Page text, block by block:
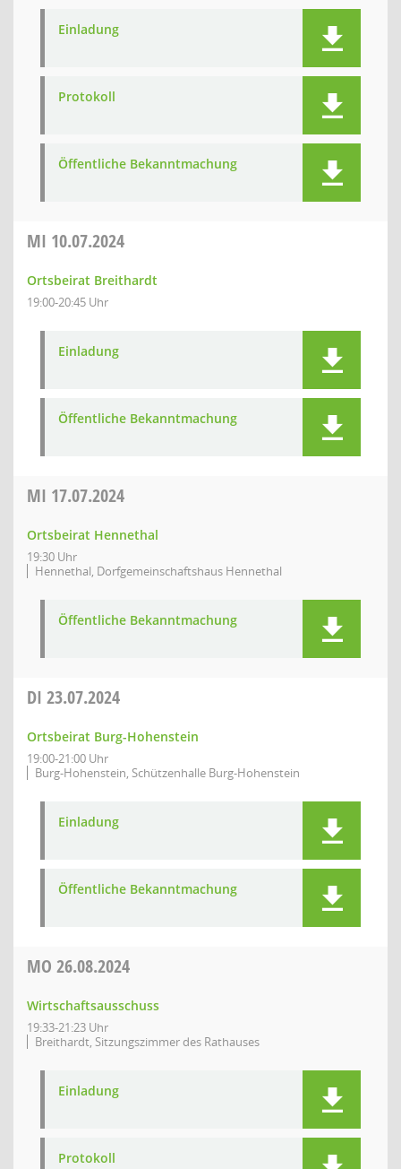
Einladung
Protokoll
Öffentliche Bekanntmachung
MI 10.07.2024
Ortsbeirat Breithardt
19:00-20:45 Uhr
Einladung
Öffentliche Bekanntmachung
MI 17.07.2024
Ortsbeirat Hennethal
19:30 Uhr
Hennethal, Dorfgemeinschaftshaus Hennethal
Öffentliche Bekanntmachung
DI 23.07.2024
Ortsbeirat Burg-Hohenstein
19:00-21:00 Uhr
Burg-Hohenstein, Schützenhalle Burg-Hohenstein
Einladung
Öffentliche Bekanntmachung
MO 26.08.2024
Wirtschaftsausschuss
19:33-21:23 Uhr
Breithardt, Sitzungszimmer des Rathauses
Einladung
Protokoll